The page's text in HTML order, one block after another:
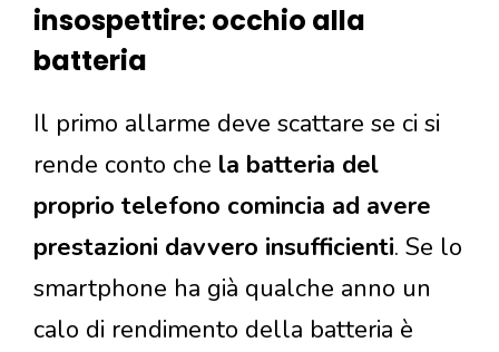
insospettire: occhio alla
batteria
Il primo allarme deve scattare se ci si
rende conto che la batteria del
proprio telefono comincia ad avere
prestazioni davvero insufficienti. Se lo
smartphone ha già qualche anno un
calo di rendimento della batteria è